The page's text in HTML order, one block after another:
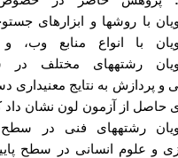
با روشها و ابزارهای جست
با انواع منابع وب، و
رشتههای مختلف در
و پردازش به نتایج معنیداری
حاصل از آزمون لون نشان داد
رشتههای فنی در سطح
و علوم انسانی در سطح